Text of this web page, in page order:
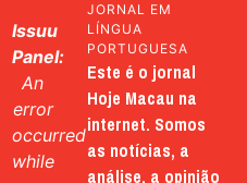
Issuu
Panel:
An
error
occurred
while
JORNAL EM
LÍNGUA
PORTUGUESA
Este é o jornal
Hoje Macau na
internet. Somos
as notícias, a
análise, a opinião